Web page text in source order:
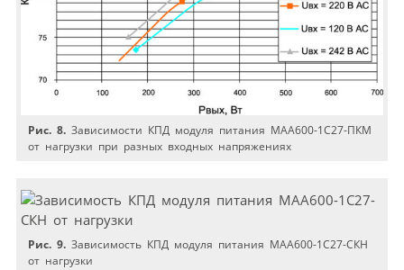
Рис. 8. Зависимости КПД модуля питания МАА600-1С27-ПКМ
от нагрузки при разных входных напряжениях
Рис. 9. Зависимость КПД модуля питания МАА600-1С27-СКН
от нагрузки